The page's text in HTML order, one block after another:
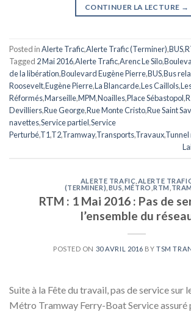
CONTINUER LA LECTURE →
Posted inAlerte Trafic,Alerte Trafic (Terminer),BUS,
Tagged 2 Mai 2016,Alerte Trafic,Arenc Le Silo,
de la libération,Boulevard Eugène Pierre,BUS,Bus
Roosevelt,Eugène Pierre,La Blancarde,Les Caillols,
Réformés,Marseille,MPM,Noailles,Place Sébastopol,
Devilliers,Rue George,Rue Monte Cristo,Rue Saint
navettes,Service partiel,Service
Perturbé,T1,T2,Tramway,Transports,Travaux,Tunnel
ALERTE TRAFIC ALERTE
(TERMINER) BUS MÉTRO ,RTM
RTM : 1 Mai 2016 : Pas de
l’ensemble du
POSTED ON 30 AVRIL 2016 BYTSM
Suite à la Fête du travail, pas de service sur
Métro Tramway Ferry-Boat Service assuré